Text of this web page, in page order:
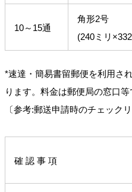
10～15通
角形2号
(240ミリ
*速達・簡易書留郵便を利用さ
ります。料金は郵便局の窓口等
〔参考:郵送申請時のチェックリ
確 認 事 項